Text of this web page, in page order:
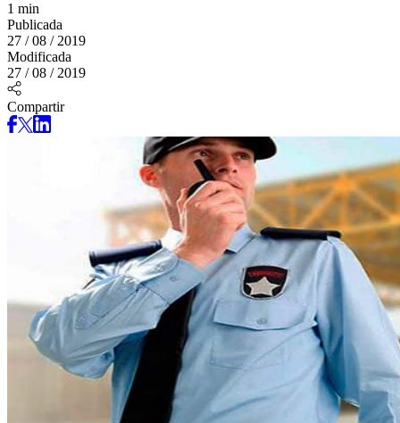
1 min
Publicada
27 / 08 / 2019
Modificada
27 / 08 / 2019
Compartir